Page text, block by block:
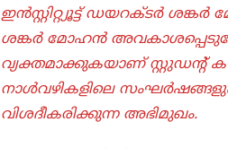
ഇൻസ്റ്റിറ്റ്യൂട്ട് ഡയറക്ടർ
ശങ്കർ മോഹൻ
വ്യക്തമാക്കുകയാണ് സ്റ്റുഡന്റ്
നാൾവഴികളിലെ
വിശദീകരിക്കുന്ന അഭിമുഖം.